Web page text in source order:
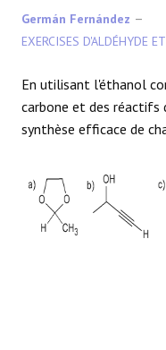
ORGANIQUE AVANCÉ
HÉTÉROCYCLES
LA SYNTHÈSE
SPECTROSCOPIE
RÉACTIONS
Germán Fernández
EXERCISES D'ALDÉHYDE
En utilisant l'éthanol
carbone et des réactifs
synthèse efficace de